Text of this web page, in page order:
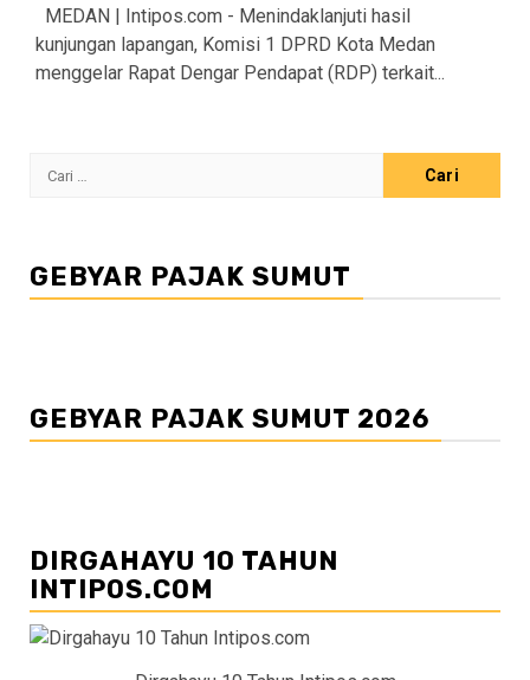
MEDAN | Intipos.com - Menindaklanjuti hasil
kunjungan lapangan, Komisi 1 DPRD Kota Medan
menggelar Rapat Dengar Pendapat (RDP) terkait...
Cari
GEBYAR PAJAK SUMUT
GEBYAR PAJAK SUMUT 2026
DIRGAHAYU 10 TAHUN
INTIPOS.COM